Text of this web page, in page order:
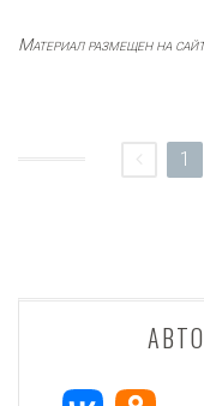
Материал размещен на
1